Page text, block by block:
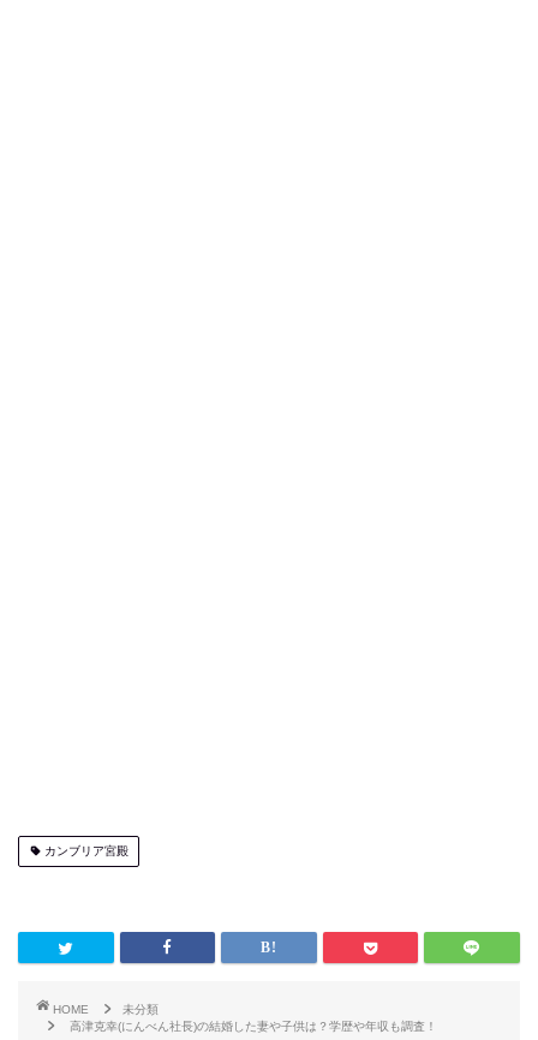
カンブリア宮殿
HOME
未分類
高津克幸(にんべん社長)の結婚した妻や子供は？学歴や年収も調査！